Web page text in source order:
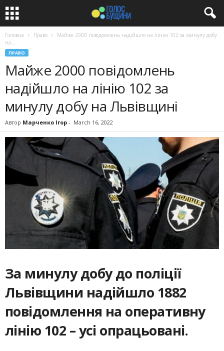
Головна Право
Майже 2000 повідомлень надійшло на лінію 102 за минулу добу
на...
ПРАВО
Майже 2000 повідомлень
надійшло на лінію 102 за
минулу добу на Львівщині
Автор Марченко Ігор - March 16, 2022
За минулу добу до поліції
Львівщини надійшло 1882
повідомлення на оперативну
лінію 102 – усі опрацьовані.